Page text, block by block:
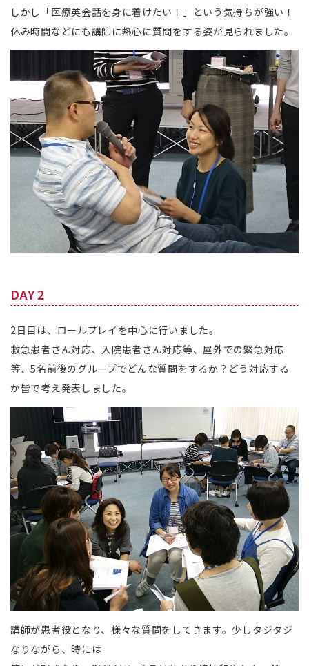
しかし「医療英会話を身に着けたい！」という気持ちが強い！
休み時間などにも講師に熱心に質問をする姿が見られました。
DAY 2
2日目は、ロールプレイを中心に行いました。
救急患者さん対応、入院患者さん対応等、屋外での緊急対応
等、5名前後のグループでどんな質問をするか？どう対応する
か皆で考え発表しました。
講師が患者役となり、様々な質問をしてきます。少しタジタジ
なりながら、時には